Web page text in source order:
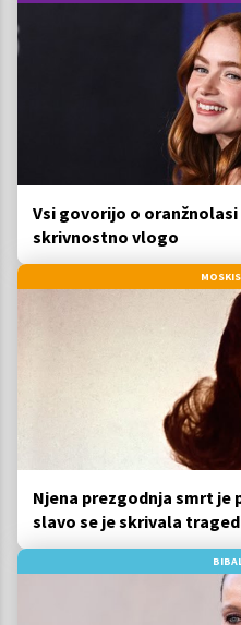
Vsi govorijo o
skrivnostno vlogo
Njena prezgodnja smrt je
slavo se je skrivala